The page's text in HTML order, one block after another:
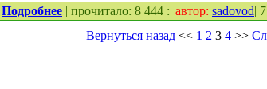
Подробнее | прочитало: 8 444 :| автор: sadovod|
Вернуться назад << 1 2 3 4 >>